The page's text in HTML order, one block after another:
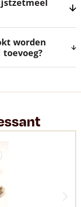
worden